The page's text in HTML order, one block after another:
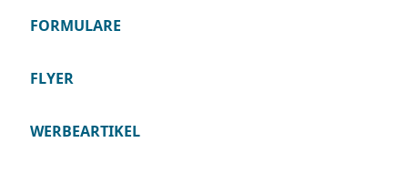
FORMULARE
FLYER
WERBEARTIKEL